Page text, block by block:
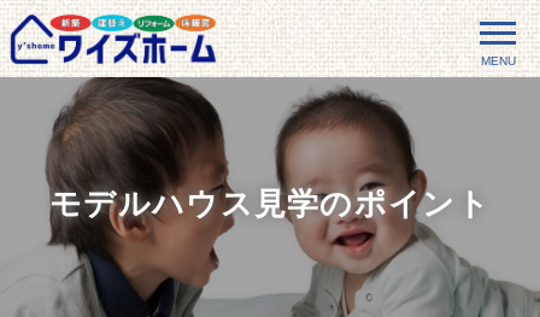
MENU
モデルハウス見学のポイント